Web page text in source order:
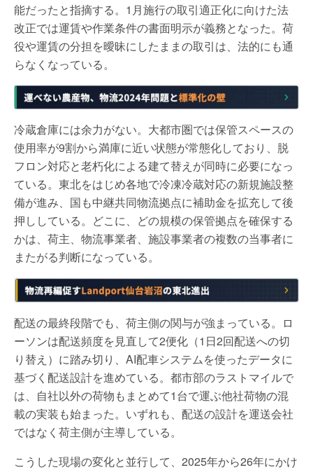
能だったと指摘する。1月施行の取引適正化に向けた法
改正では運賃や作業条件の書面明示が義務となった。荷
役や運賃の分担を曖昧にしたままの取引は、法的にも通
らなくなっている。
冷蔵倉庫には余力がない。大都市圏では保管スペースの
使用率が9割から満庫に近い状態が常態化しており、脱
フロン対応と老朽化による建て替えが同時に必要になっ
ている。東北をはじめ各地で冷凍冷蔵対応の新規施設整
備が進み、国も中継共同物流拠点に補助金を拡充して後
押ししている。どこに、どの規模の保管拠点を確保する
かは、荷主、物流事業者、施設事業者の複数の当事者に
またがる判断になっている。
配送の最終段階でも、荷主側の関与が強まっている。ロ
ーソンは配送頻度を見直して2便化（1日2回配送への切
り替え）に踏み切り、AI配車システムを使ったデータに
基づく配送設計を進めている。都市部のラストマイルで
は、自社以外の荷物もまとめて1台で運ぶ他社荷物の混
載の実装も始まった。いずれも、配送の設計を運送会社
ではなく荷主側が主導している。
こうした現場の変化と並行して、2025年から26年にかけ